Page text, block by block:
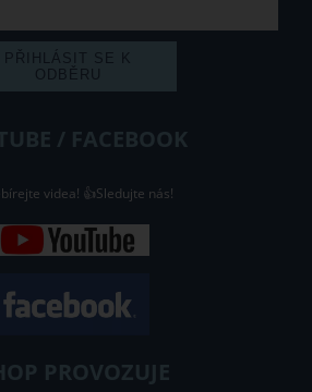
/ FACEBOOK
videa! 👍Sledujte nás!
PROVOZUJE